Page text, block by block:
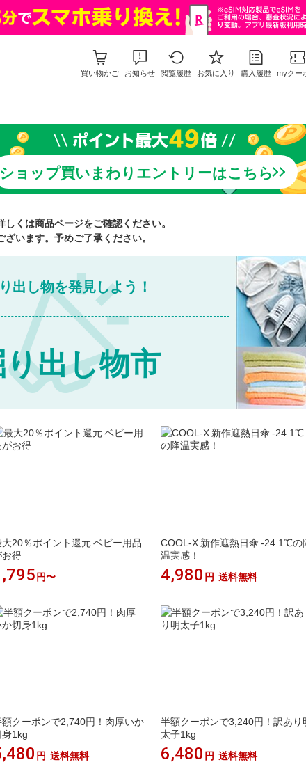
買い物かご お知らせ 閲覧履歴 お気に入り 購入履歴 myクー
ショップ買いまわりエントリーはこちら
くは商品ページをご確認ください。
います。予めご了承ください。
出し物を発見しよう！
出し物市
20％ポイント還元 ベビー用品
得
円〜
COOL-X 新作遮熱日傘 -24.1℃の
温実感！
4,980 円 送料無料
クーポンで2,740円！肉厚いか
1kg
円 送料無料
半額クーポンで3,240円！訳あり
太子1kg
6,480 円 送料無料